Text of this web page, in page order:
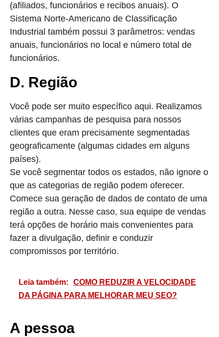
(afiliados, funcionários e recibos anuais). O
Sistema Norte-Americano de Classificação
Industrial também possui 3 parâmetros: vendas
anuais, funcionários no local e número total de
funcionários.
D. Região
Você pode ser muito específico aqui. Realizamos
várias campanhas de pesquisa para nossos
clientes que eram precisamente segmentadas
geograficamente (algumas cidades em alguns
países).
Se você segmentar todos os estados, não ignore o
que as categorias de região podem oferecer.
Comece sua geração de dados de contato de uma
região a outra. Nesse caso, sua equipe de vendas
terá opções de horário mais convenientes para
fazer a divulgação, definir e conduzir
compromissos por território.
Leia também:
COMO REDUZIR A VELOCIDADE
DA PÁGINA PARA MELHORAR MEU SEO?
A pessoa